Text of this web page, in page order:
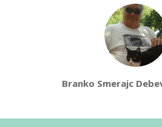
Branko Smerajc